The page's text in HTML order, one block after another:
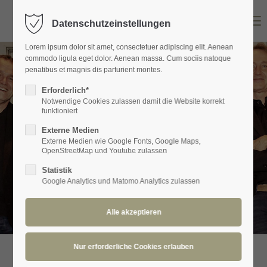
Login
Benutzername
Passwort
Anmelden
Register|Lost your password?
Support
Lorem ipsum dolor sit amet:
Datenschutzeinstellungen
Lorem ipsum dolor sit amet, consectetuer adipiscing elit. Aenean
commodo ligula eget dolor. Aenean massa. Cum sociis natoque
penatibus et magnis dis parturient montes.
Erforderlich*
Notwendige Cookies zulassen damit die Website korrekt
funktioniert
Externe Medien
Externe Medien wie Google Fonts, Google Maps,
OpenStreetMap und Youtube zulassen
Statistik
Google Analytics und Matomo Analytics zulassen